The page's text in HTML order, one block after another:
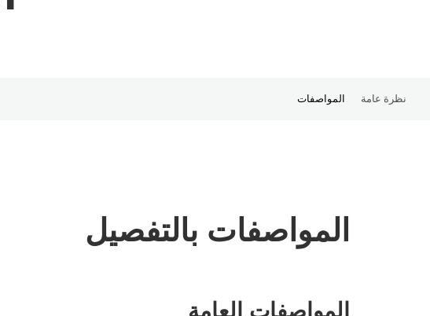
نظرة عامة المواصفات
المواصفات بالتفصيل
المواصفات العامة